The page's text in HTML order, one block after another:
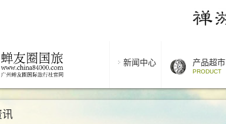
新闻中心 产品超市
PRODUCT
讯